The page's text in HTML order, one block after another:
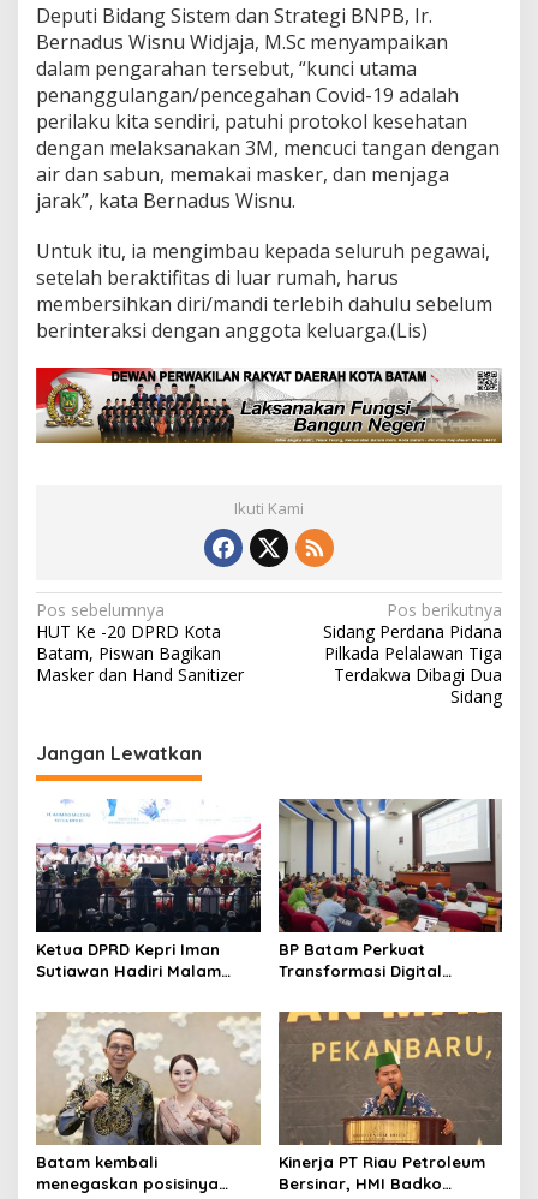
Deputi Bidang Sistem dan Strategi BNPB, Ir.
Bernadus Wisnu Widjaja, M.Sc menyampaikan
dalam pengarahan tersebut, “kunci utama
penanggulangan/pencegahan Covid-19 adalah
perilaku kita sendiri, patuhi protokol kesehatan
dengan melaksanakan 3M, mencuci tangan dengan
air dan sabun, memakai masker, dan menjaga
jarak”, kata Bernadus Wisnu.
Untuk itu, ia mengimbau kepada seluruh pegawai,
setelah beraktifitas di luar rumah, harus
membersihkan diri/mandi terlebih dahulu sebelum
berinteraksi dengan anggota keluarga.(Lis)
Ikuti Kami
N
a
v
g
a
s
i
p
o
s
Pos sebelumnya
HUT Ke -20 DPRD Kota
Batam, Piswan Bagikan
Masker dan Hand Sanitizer
Pos berikutnya
Sidang Perdana Pidana
Pilkada Pelalawan Tiga
Terdakwa Dibagi Dua
Sidang
Jangan Lewatkan
Ketua DPRD Kepri Iman
Sutiawan Hadiri Malam
Perkuat Ukhuwah dan
Semangat Persatuan
BP Batam Perkuat
Transformasi Digital
Super Apps
Batam kembali
menegaskan posisinya
Kinerja PT Riau Petroleum
Bersinar, HMI Badko